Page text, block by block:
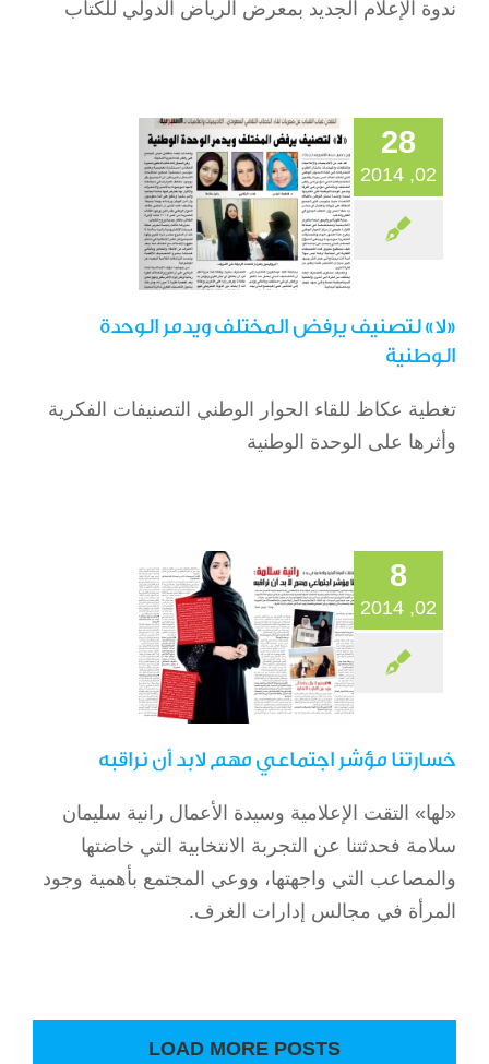
ندوة الإعلام الجديد بمعرض الرياض الدولي للكتاب
28
02, 2014
«لا» لتصنيف يرفض
«لا» لتصنيف يرفض المختلف ويدمر الوحدة
الوطنية
تغطية عكاظ للقاء الحوار الوطني التصنيفات الفكرية
وأثرها على الوحدة الوطنية
8
02, 2014
خسارتنا مؤشر
خسارتنا مؤشر اجتماعي مهم لابد أن نراقبه
«لها» التقت الإعلامية وسيدة الأعمال رانية سليمان
سلامة فحدثتنا عن التجربة الانتخابية التي خاضتها
والمصاعب التي واجهتها، ووعي المجتمع بأهمية وجود
المرأة في مجالس إدارات الغرف.
LOAD MORE POSTS